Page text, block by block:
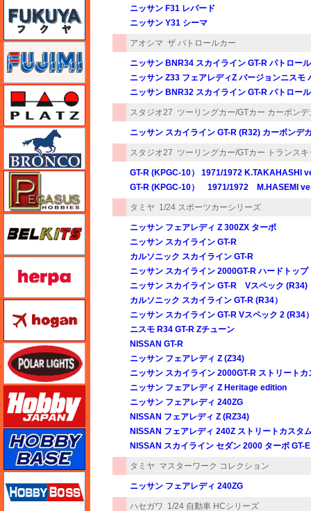
ニッサン F31 レパード
ニッサン Y31 シーマ
アオシマ ザ パトロールカー
ニッサン BNR34 スカイライン GT-R パトロー
ニッサン Z33 フェアレディZ バージョンニスモ
ニッサン BNR32 スカイライン GT-R パトロー
スタジオ27 ツーリングカー/GTカー カーボン
ニッサン スカイライン GT-R (R32) カーボンデ
スタジオ27 ツーリングカー/GTカー トランスキ
GT-R (KPGC-10） 1971/1972 K.TAKAHASHI
GT-R (KPGC-10） 1971/1972 M.HASEMI
タミヤ 1/24 スポーツカーシリーズ
ニッサン フェアレディ Z 300ZX ターボ
ニッサン スカイライン GT-R
カルソニック スカイライン GT-R
ニッサン スカイライン 2000GT-R ハードトップ
ニッサン スカイライン GT-R Vスペック (R34)
カルソニック スカイライン GT-R (R34）
ニッサン スカイライン GT-R Vスペック 2 (R34
ニスモ R34 GT-R Zチューン
NISSAN GT-R
ニッサン フェアレディ Z (Z34)
ニッサン スカイライン 2000GT-R ストリートカ
ニッサン フェアレディ Z Heritage edition
ニッサン フェアレディ 240ZG
NISSAN フェアレディ Z (RZ34)
NISSAN フェアレディ 240Z ストリートカスタ
NISSAN スカイライン セダン 2000 ターボ GT-
タミヤ マスターワーク コレクション
ニッサン フェアレディ 240ZG
ハセガワ 1/24 自動車 HCシリーズ
ブロンコモデル（Bronco Models）
ペガサスホビー
BELKITS
ヘルパ（herpa）
ホーガンウイングス
ポーラライツ
ホビージャパン
ホビーベース
ホビーボス